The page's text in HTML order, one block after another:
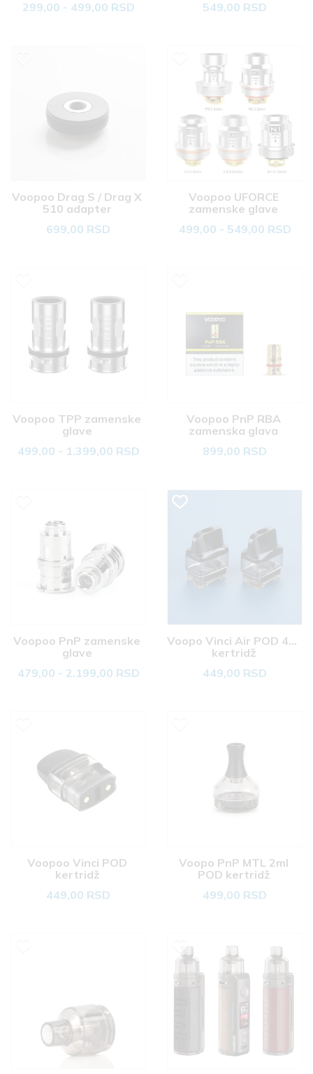
299,00 - 499,00 RSD 549,00 RSD
Voopoo Drag S / Drag X
510 adapter
699,00 RSD
Voopoo UFORCE
zamenske glave
499,00 - 549,00 RSD
Voopoo TPP zamenske
glave
499,00 - 1.399,00 RSD
Voopoo PnP RBA
zamenska glava
899,00 RSD
Voopoo PnP zamenske
glave
479,00 - 2.199,00 RSD
Voopo Vinci Air POD 4ml
kertridž
449,00 RSD
Voopoo Vinci POD
kertridž
449,00 RSD
Voopo PnP MTL 2ml
POD kertridž
499,00 RSD